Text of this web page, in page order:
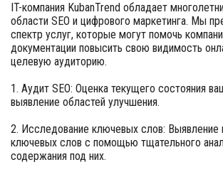
IT-компания KubanTrend обладает
области SEO и цифрового маркетинга. Мы
спектр услуг, которые могут помочь
документации повысить свою видимость
целевую аудиторию.
1. Аудит SEO: Оценка текущего состояния
выявление областей улучшения.
2. Исследование ключевых слов: Выявление
ключевых слов с помощью тщательного
содержания под них.